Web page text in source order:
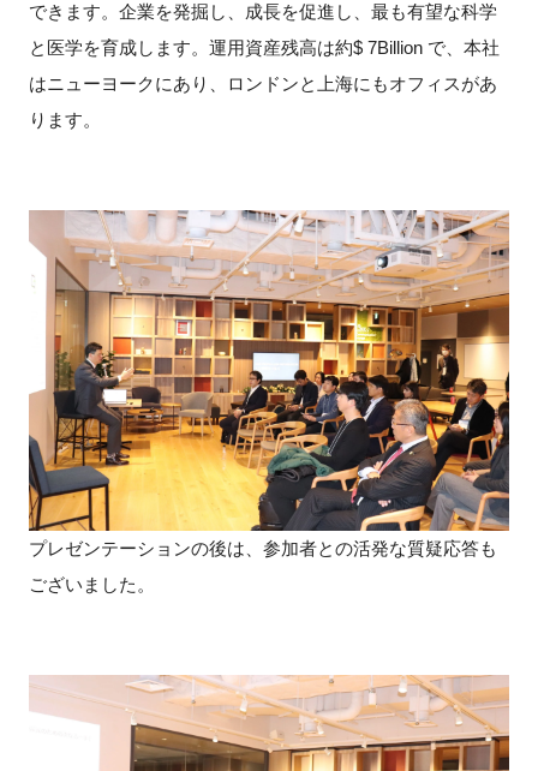
閉じる
できます。企業を発掘し、成長を促進し、最も有望な科学
と医学を育成します。運用資産残高は約$ 7Billion で、本社
はニューヨークにあり、ロンドンと上海にもオフィスがあ
ります。
プレゼンテーションの後は、参加者との活発な質疑応答も
ございました。